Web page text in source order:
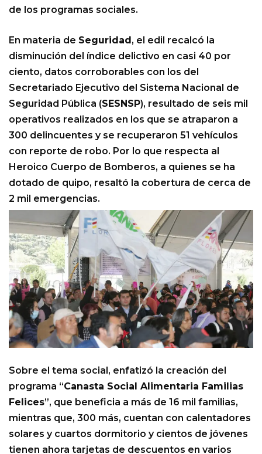
de los programas sociales.
En materia de Seguridad, el edil recalcó la
disminución del índice delictivo en casi 40 por
ciento, datos corroborables con los del
Secretariado Ejecutivo del Sistema Nacional de
Seguridad Pública (SESNSP), resultado de seis mil
operativos realizados en los que se atraparon a
300 delincuentes y se recuperaron 51 vehículos
con reporte de robo. Por lo que respecta al
Heroico Cuerpo de Bomberos, a quienes se ha
dotado de quipo, resaltó la cobertura de cerca de
2 mil emergencias.
Sobre el tema social, enfatizó la creación del
programa “Canasta Social Alimentaria Familias
Felices”, que beneficia a más de 16 mil familias,
mientras que, 300 más, cuentan con calentadores
solares y cuartos dormitorio y cientos de jóvenes
tienen ahora tarjetas de descuentos en varios